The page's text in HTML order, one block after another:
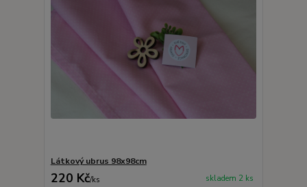
Látkový ubrus 98x98cm
220 Kč/ks skladem 2 ks